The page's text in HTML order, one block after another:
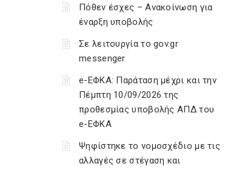
Πόθεν έσχες – Ανακοίνωση για
έναρξη υποβολής
Σε λειτουργία το gov.gr
messenger
e-ΕΦΚΑ: Παράταση μέχρι και την
Πέμπτη 10/09/2026 της
προθεσμίας υποβολής ΑΠΔ του
e-ΕΦΚΑ
Ψηφίστηκε το νομοσχέδιο με τις
αλλαγές σε στέγαση και